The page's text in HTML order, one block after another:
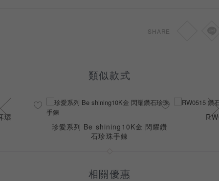
SHARE
類似款式
環
珍愛系列 Be shining10K金 閃耀鑽
石珍珠手鍊
相關優惠